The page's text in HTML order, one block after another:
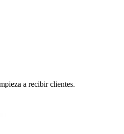
a recibir clientes.